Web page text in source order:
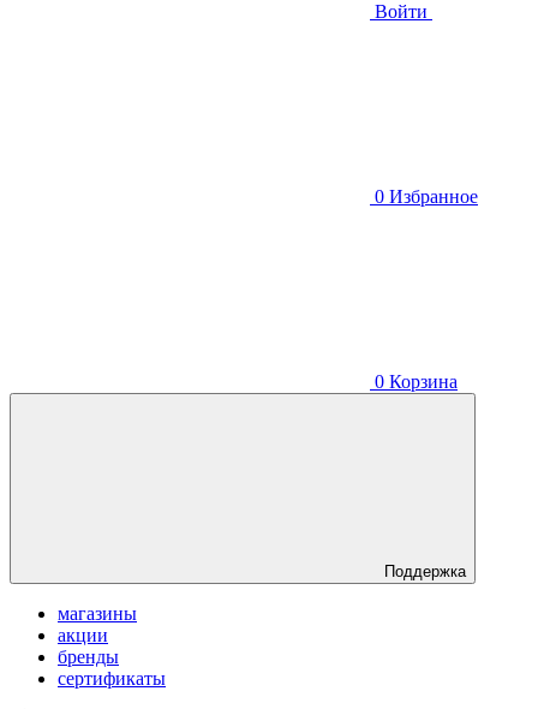
Войти
0 Избранное
0 Корзина
Поддержка
магазины
акции
бренды
сертификаты